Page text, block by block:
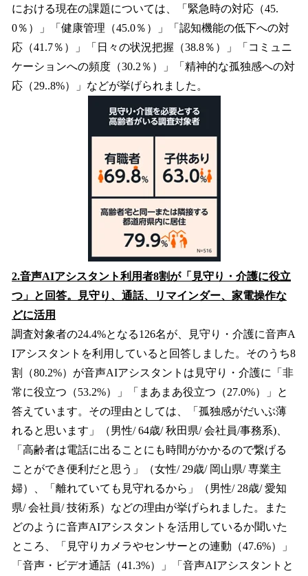
における現在の課題については、「緊急時の対応（45.
0％）」「健康管理（45.0％）」「認知機能の低下への対
応（41.7％）」「日々の状況把握（38.8％）」「コミュニ
ケーションへの頻度（30.2％）」「精神的な孤独感への対
応（29..8%）」などが挙げられました。
2.音声AIアシスタント利用者8割が「見守り・介護に役立
つ」と回答。見守り、通話、リマインダー、家電操作な
どに活用
調査対象者の24.4%となる126名が、見守り・介護に音声A
Iアシスタントを利用していると回答しました。そのうち8
割（80.2%）が音声AIアシスタントは見守り・介護に「非
常に役立つ（53.2%）」「まあまあ役立つ（27.0%）」と
答えています。その理由としては、「孤独感がだいぶ薄
れると思います」（男性/ 64歳/ 秋田県/ 会社員/事務系)、
「高齢者は電話に出ることにも時間がかかるので繋げる
ことができ便利だと思う」（女性/ 29歳/ 岡山県/ 専業主
婦）、「離れていても見守れるから」（男性/ 28歳/ 愛知
県/ 会社員/ 技術系）などの理由が挙げられました。また
どのように音声AIアシスタントを活用しているか聞いた
ところ、「見守りカメラやセンサーとの連動（47.6%）」
「音声・ビデオ通話（41.3%）」「音声AIアシスタントと